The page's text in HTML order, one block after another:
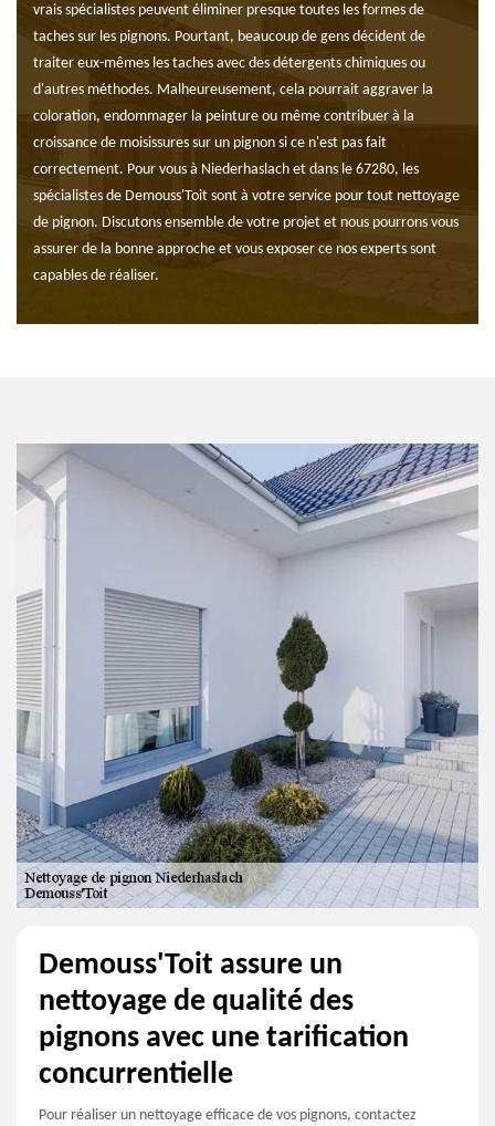
vrais spécialistes peuvent éliminer presque toutes les formes de
taches sur les pignons. Pourtant, beaucoup de gens décident de
traiter eux-mêmes les taches avec des détergents chimiques ou
d'autres méthodes. Malheureusement, cela pourrait aggraver la
coloration, endommager la peinture ou même contribuer à la
croissance de moisissures sur un pignon si ce n'est pas fait
correctement. Pour vous à Niederhaslach et dans le 67280, les
spécialistes de Demouss'Toit sont à votre service pour tout nettoyage
de pignon. Discutons ensemble de votre projet et nous pourrons vous
assurer de la bonne approche et vous exposer ce nos experts sont
capables de réaliser.
Demouss'Toit assure un
nettoyage de qualité des
pignons avec une tarification
concurrentielle
Pour réaliser un nettoyage efficace de vos pignons, contactez